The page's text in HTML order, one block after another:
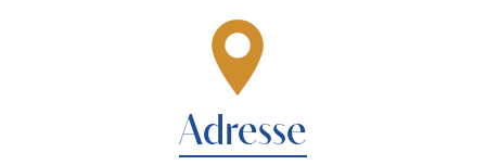
Adresse